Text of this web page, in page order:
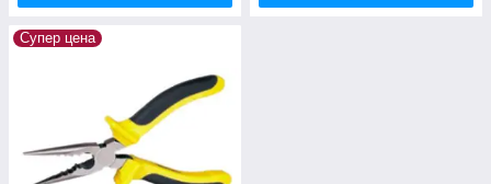
Супер цена